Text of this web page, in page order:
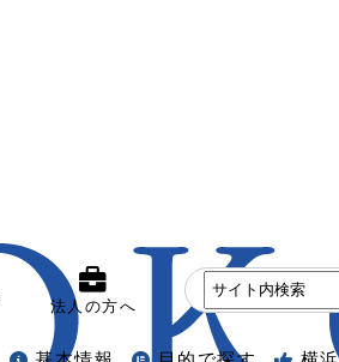
法人の方へ